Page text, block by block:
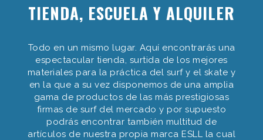
TIENDA, ESCUELA Y ALQUILER
Todo en un mismo lugar. Aquí encontrarás una
espectacular tienda, surtida de los mejores
materiales para la práctica del surf y el skate y
en la que a su vez disponemos de una amplia
gama de productos de las más prestigiosas
firmas de surf del mercado y por supuesto
podrás encontrar también multitud de
artículos de nuestra propia marca ESLL la cual